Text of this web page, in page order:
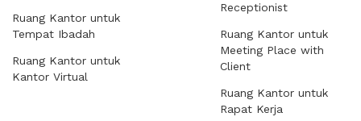
Ruang Kantor untuk
Tempat Ibadah
Ruang Kantor untuk
Kantor Virtual
Receptionist
Ruang Kantor untuk
Meeting Place with
Client
Ruang Kantor untuk
Rapat Kerja